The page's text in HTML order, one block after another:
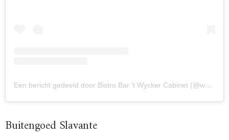
Buitengoed Slavante